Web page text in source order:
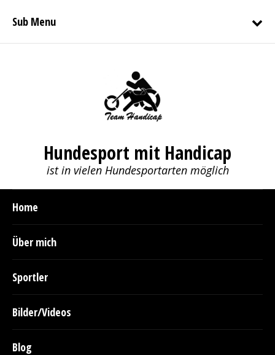
Sub Menu
Hundesport mit Handicap
ist in vielen Hundesportarten möglich
Home
Über mich
Sportler
Bilder/Videos
Blog